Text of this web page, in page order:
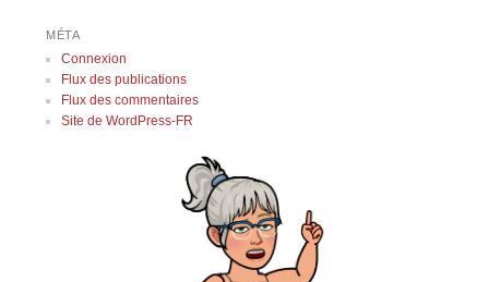
MÉTA
Connexion
Flux des publications
Flux des commentaires
Site de WordPress-FR